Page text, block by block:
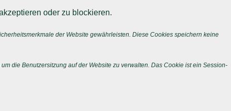
oder zu blockieren.
der Website gewährleisten. Diese Cookies speichern keine
die Benutzersitzung auf der Website zu verwalten. Das Cookie ist ein Session-